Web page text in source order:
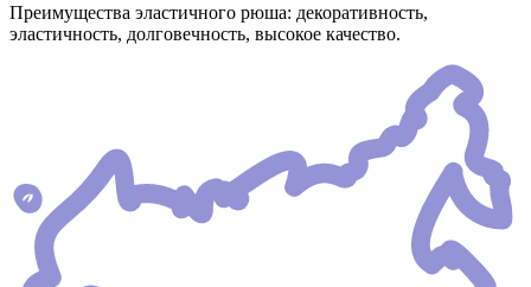
Преимущества эластичного рюша: декоративность,
эластичность, долговечность, высокое качество.